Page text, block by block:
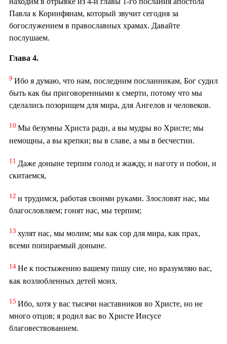
Павла к Коринфянам, который звучит сегодня за
богослужением в православных храмах. Давайте
послушаем.
Глава 4.
9 Ибо я думаю, что нам, последним посланникам, Бог судил
быть как бы приговоренными к смерти, потому что мы
сделались позорищем для мира, для Ангелов и человеков.
10 Мы безумны Христа ради, а вы мудры во Христе; мы
немощны, а вы крепки; вы в славе, а мы в бесчестии.
11 Даже доныне терпим голод и жажду, и наготу и побои, и
скитаемся,
12 и трудимся, работая своими руками. Злословят нас, мы
благословляем; гонят нас, мы терпим;
13 хулят нас, мы молим; мы как сор для мира, как прах,
всеми попираемый доныне.
14 Не к постыжению вашему пишу сие, но вразумляю вас,
как возлюбленных детей моих.
15 Ибо, хотя у вас тысячи наставников во Христе, но не
много отцов; я родил вас во Христе Иисусе
благовествованием.